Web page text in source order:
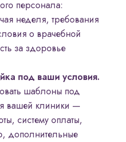
персонала:
неделя, требования
о врачебной
за здоровье
под ваши условия.
шаблоны под
вашей клиники —
систему оплаты,
дополнительные